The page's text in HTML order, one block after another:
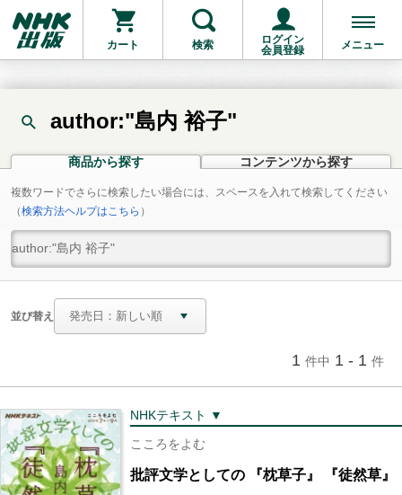
カート 検索
ログイン
会員登録
メニュー
author:"島内 裕子"
商品から探す コンテンツから探す
複数ワードでさらに検索したい場合には、スペースを入れて検索してください
（検索方法ヘルプはこちら ）
並び替え
1 件中 1 - 1 件
NHKテキスト ▼
こころをよむ
批評文学としての 『枕草子』 『徒然草』